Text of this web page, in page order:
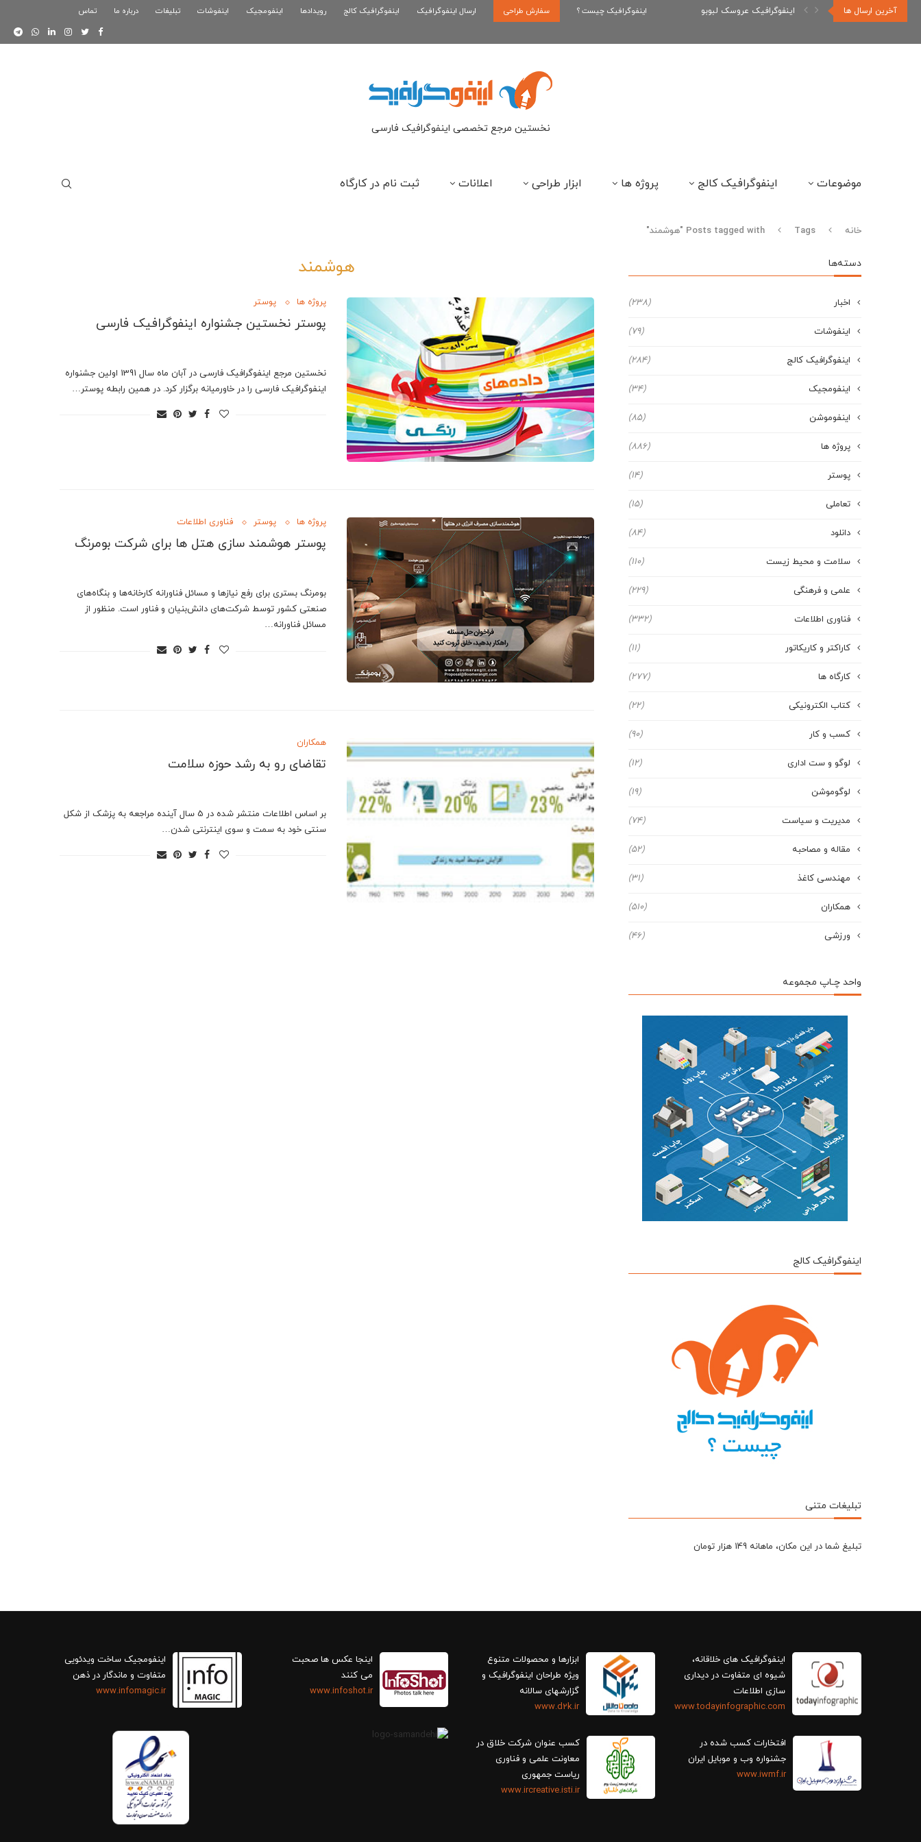
آخرین ارسال ها اینفوگرافیک عروسک لبوبو اینفوگرافیک رپر های فارسی نسل... اینفوگرافیک بازی کلش رویال اینفوگرافیک چیست ؟ سفارش طراحی ارسال اینفوگرافیک اینفوگرافیک کالج رویدادها اینفومجیک اینفوشات تبلیغات درباره ما تماس
نخستین مرجع تخصصی اینفوگرافیک فارسی
موضوعات اینفوگرافیک کالج پروژه ها ابزار طراحی اعلانات ثبت نام در کارگاه
خانه Tags Posts tagged with "هوشمند"
هوشمند
پروژه ها پوستر
پوستر نخستین جشنواره اینفوگرافیک فارسی
نخستین مرجع اینفوگرافیک فارسی در آبان ماه سال 1391 اولین جشنواره
اینفوگرافیک فارسی را در خاورمیانه برگزار کرد. در همین رابطه پوستر…
پروژه ها پوستر فناوری اطلاعات
پوستر هوشمند سازی هتل ها برای شرکت بومرنگ
بومرنگ بستری‌ برای رفع نیازها و مسائل فناورانه کارخانه‌ها و بنگاه‌های
صنعتی کشور توسط شرکت‌های دانش‌بنیان و فناور است. منظور از
مسائل فناورانه…
همکاران
تقاضای رو به رشد حوزه سلامت
بر اساس اطلاعات منتشر شده در 5 سال آینده مراجعه به پزشک از شکل
سنتی خود به سمت و سوی اینترنتی شدن…
دسته‌ها
اخبار (238)
اینفوشات (79)
اینفوگرافیک کالج (284)
اینفومجیک (34)
اینفوموشن (85)
پروژه ها (886)
پوستر (14)
تعاملی (15)
دانلود (84)
سلامت و محیط زیست (110)
علمی و فرهنگی (229)
فناوری اطلاعات (332)
کاراکتر و کاریکاتور (11)
کارگاه ها (277)
کتاب الکترونیکی (22)
کسب و کار (90)
لوگو و ست اداری (12)
لوگوموشن (19)
مدیریت و سیاست (74)
مقاله و مصاحبه (52)
مهندسی کاغذ (31)
همکاران (510)
ورزشی (46)
واحد چـاپ مجموعه
اینفوگرافیک کالج
تبلیغات متنی
تبلیغ شما در این مکان، ماهانه 149 هزار تومان
اینفوگرافیک های خلاقانه،
سازی اطلاعات
www.todayinfographic.com
افتخارات کسب شده در
جشنواره وب و موبایل ایران
www.iwmf.ir
ابزارها و محصولات متنوع
ویژه طراحان اینفوگرافیک و
گزارش‎های سالانه
www.d2k.ir
کسب عنوان شرکت خلاق در
معاونت علمی و فناوری
ریاست جمهوری
www.ircreative.isti.ir
اینجا عکس ها صحبت
می کنند
www.infoshot.ir
اینفومجیک ساخت ویدئویی
متفاوت و ماندگار در ذهن
www.infomagic.ir